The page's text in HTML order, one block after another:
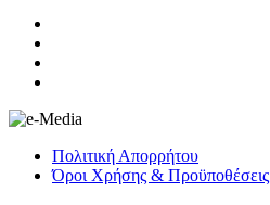
Πολιτική Απορρήτου
Όροι Χρήσης & Προϋποθέσεις